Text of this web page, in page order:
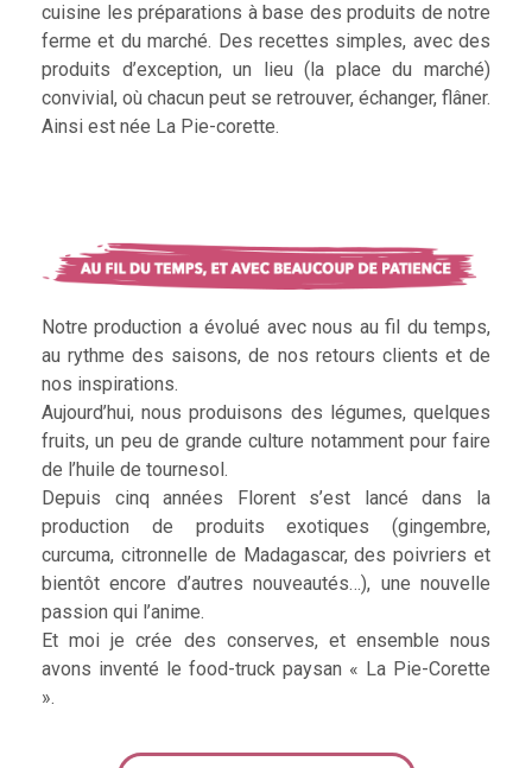
cuisine les préparations à base des produits de notre
ferme et du marché. Des recettes simples, avec des
produits d’exception, un lieu (la place du marché)
convivial, où chacun peut se retrouver, échanger, flâner.
Ainsi est née La Pie-corette.
Notre production a évolué avec nous au fil du temps,
au rythme des saisons, de nos retours clients et de
nos inspirations.
Aujourd’hui, nous produisons des légumes, quelques
fruits, un peu de grande culture notamment pour faire
de l’huile de tournesol.
Depuis cinq années Florent s’est lancé dans la
production de produits exotiques (gingembre,
curcuma, citronnelle de Madagascar, des poivriers et
bientôt encore d’autres nouveautés…), une nouvelle
passion qui l’anime.
Et moi je crée des conserves, et ensemble nous
avons inventé le food-truck paysan « La Pie-Corette
».